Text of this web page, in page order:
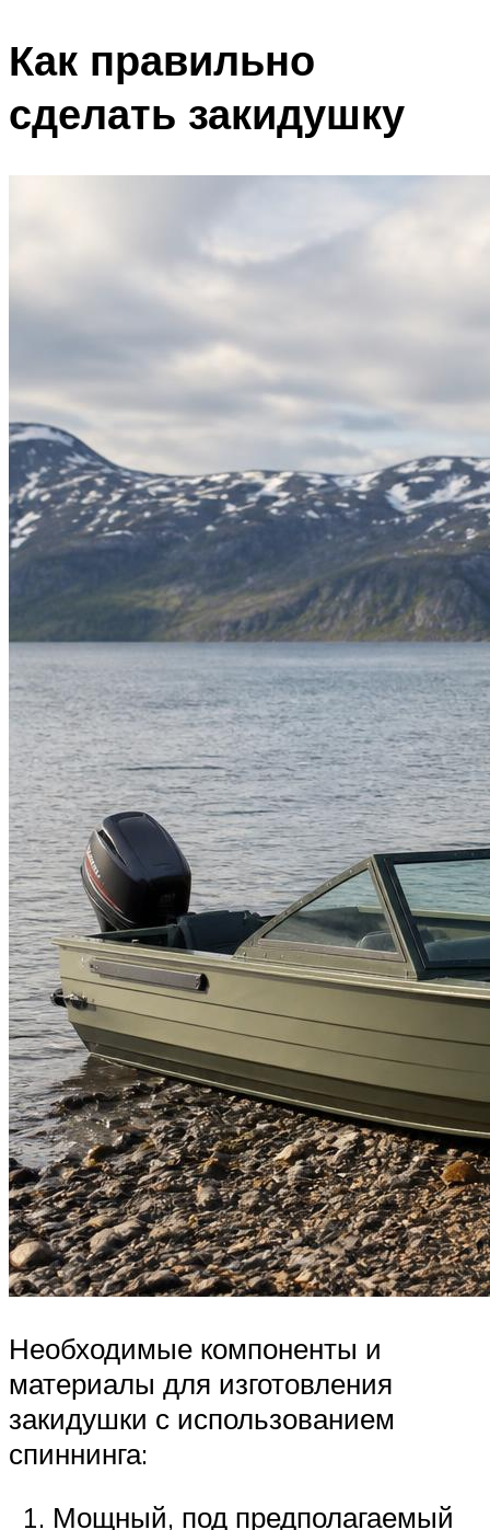
Как правильно
сделать закидушку
Необходимые компоненты и
материалы для изготовления
закидушки с использованием
спиннинга:
Мощный, под предполагаемый